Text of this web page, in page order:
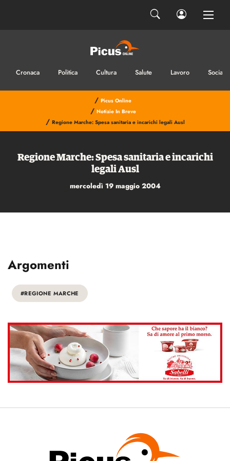
Cronaca Politica Cultura Salute Lavoro Sociale
/ Picus Online
/ Notizie In Breve
/ Regione Marche: Spesa sanitaria e incarichi legali Ausl
Regione Marche: Spesa sanitaria e incarichi
legali Ausl
mercoledì 19 maggio 2004
Argomenti
#REGIONE MARCHE
INVIA IL MESSAGGIO